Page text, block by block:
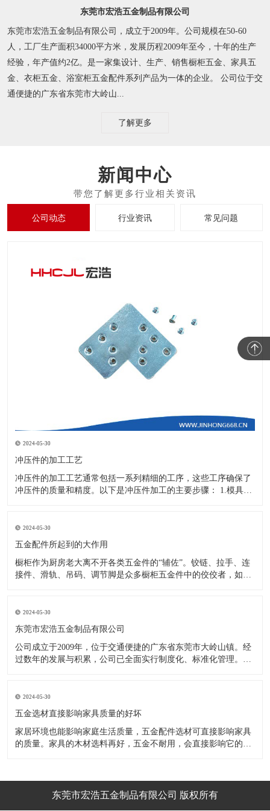
东莞市宏浩五金制品有限公司
东莞市宏浩五金制品有限公司，成立于2009年。公司规模在50-60
人，工厂生产面积34000平方米，发展历程2009年至今，十年的生产
经验，年产值约2亿。是一家集设计、生产、销售橱柜五金、家具五
金、衣柜五金、浴室柜五金配件系列产品为一体的企业。 公司位于交
通便捷的广东省东莞市大岭山...
了解更多
新闻中心
公司动态 行业资讯 常见问题
2024-05-30
冲压件的加工工艺
冲压件的加工工艺通常包括一系列精细的工序，这些工序确保了
冲压件的质量和精度。以下是冲压件加工的主要步骤： 1.模具设
开料与落料：在图纸上标注尺寸后，根据图纸要求选择合适的板
材。然
2024-05-30
五金配件所起到的大作用
橱柜作为厨房老大离不开各类五金件的“辅佐”。铰链、拉手、连
接件、滑轨、吊码、调节脚是众多橱柜五金件中的佼佼者，如果
调节脚，橱柜就像得了“软骨症”，站都站不直……五花八门的橱
柜五金件好
2024-05-30
东莞市宏浩五金制品有限公司
公司成立于2009年，位于交通便捷的广东省东莞市大岭山镇。经
过数年的发展与积累，公司已全面实行制度化、标准化管理。从
的改造创新，设计制造了一系列更加新颖、美观、更具时代潮流
的新
2024-05-30
五金选材直接影响家具质量的好坏
家居环境也能影响家庭生活质量，五金配件选材可直接影响家具
的质量。家具的木材选料再好，五金不耐用，会直接影响它的使
金、铝合金等。不同五金的加工工艺不同：钳工、表面涂覆处
理、焊接、机械加东莞市宏浩五金制品有限公司 版权所有